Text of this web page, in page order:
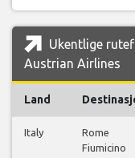
Ukentlige
Austrian Airlines
Land
Italy
Rome
Fiumicino